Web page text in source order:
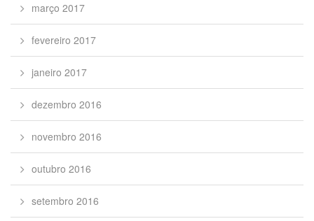
março 2017
fevereiro 2017
janeiro 2017
dezembro 2016
novembro 2016
outubro 2016
setembro 2016